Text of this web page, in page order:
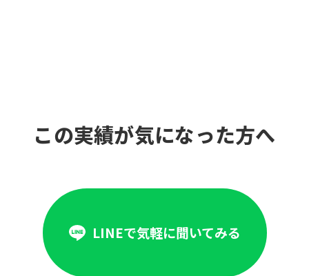
この実績が気になった方へ
LINEで気軽に聞いてみる